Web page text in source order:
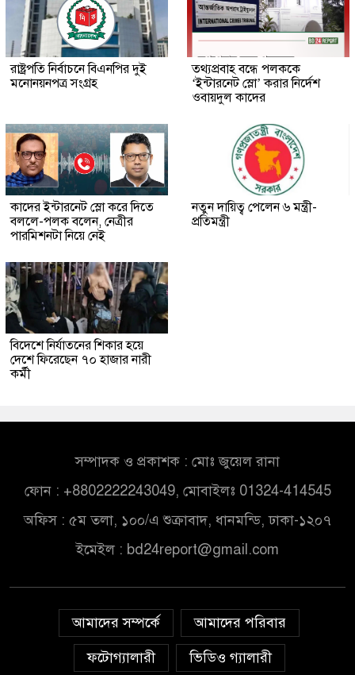
রাষ্ট্রপতি নির্বাচনে বিএনপির দুই
মনোনয়নপত্র সংগ্রহ
তথ্যপ্রবাহ বন্ধে পলককে
‘ইন্টারনেট স্লো’ করার নির্দেশ
ওবায়দুল কাদের
কাদের ইন্টারনেট স্লো করে দিতে
বললে-পলক বলেন, নেত্রীর
পারমিশনটা নিয়ে নেই
নতুন দায়িত্ব পেলেন ৬ মন্ত্রী-
প্রতিমন্ত্রী
বিদেশে নির্যাতনের শিকার হয়ে
দেশে ফিরেছেন ৭০ হাজার নারী
কর্মী
সম্পাদক ও প্রকাশক : মোঃ জুয়েল রানা
ফোন : +8802222243049, মোবাইলঃ 01324-414545
অফিস : ৫ম তলা, ১০০/এ শুক্রাবাদ, ধানমন্ডি, ঢাকা-১২০৭
ইমেইল : bd24report@gmail.com
আমাদের সম্পর্কে
আমাদের পরিবার
ফটোগ্যালারী
ভিডিও গ্যালারী